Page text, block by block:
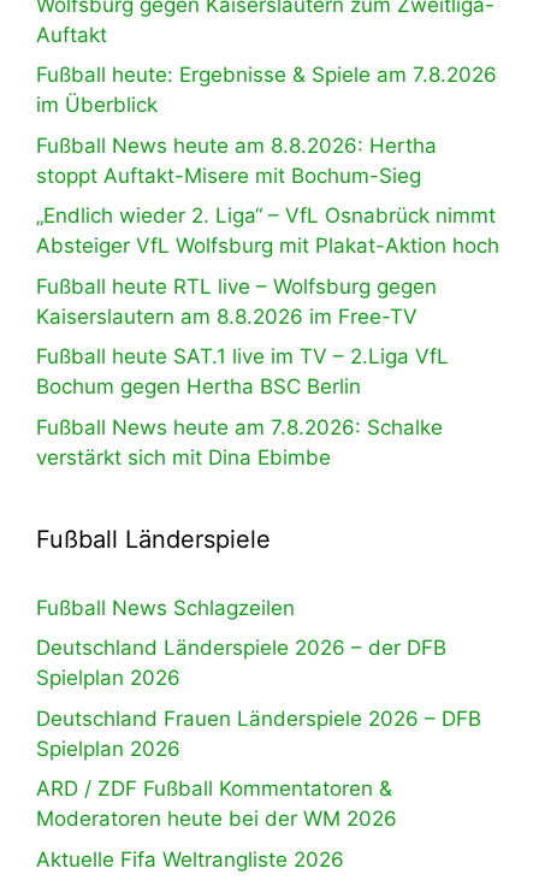
Auftakt
Fußball heute: Ergebnisse & Spiele am 7.8.2026
im Überblick
Fußball News heute am 8.8.2026: Hertha
stoppt Auftakt-Misere mit Bochum-Sieg
„Endlich wieder 2. Liga“ – VfL Osnabrück nimmt
Absteiger VfL Wolfsburg mit Plakat-Aktion hoch
Fußball heute RTL live – Wolfsburg gegen
Kaiserslautern am 8.8.2026 im Free-TV
Fußball heute SAT.1 live im TV – 2.Liga VfL
Bochum gegen Hertha BSC Berlin
Fußball News heute am 7.8.2026: Schalke
verstärkt sich mit Dina Ebimbe
Fußball Länderspiele
Fußball News Schlagzeilen
Deutschland Länderspiele 2026 – der DFB
Spielplan 2026
Deutschland Frauen Länderspiele 2026 – DFB
Spielplan 2026
ARD / ZDF Fußball Kommentatoren &
Moderatoren heute bei der WM 2026
Aktuelle Fifa Weltrangliste 2026